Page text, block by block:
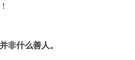
非什么善人。